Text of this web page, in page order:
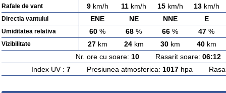
Rafale de vant 9km/h 11 km/h 15km/h 13km/h
Directia vantului ENE NE NNE E
Umiditatea relativa 60 % 68 % 66 % 47 %
Vizibilitate 27km 24km 30km 40km
Nr. ore cu soare: 10Rasarit soare: 06:12
Index UV : 7Presiunea atmosferica: 1017hpa